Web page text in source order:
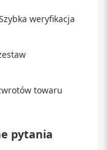
weryfikacja
towaru
pytania